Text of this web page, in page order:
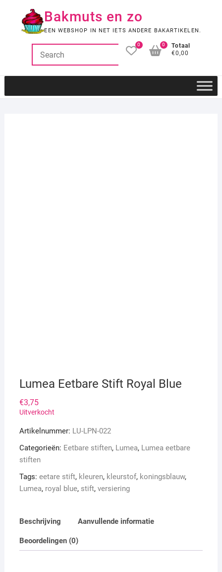
Bakmuts en zo
EEN WEBSHOP IN NET IETS ANDERE BAKARTIKELEN.
0
Totaal
€0,00
0
Lumea Eetbare Stift Royal Blue
€3,75
Uitverkocht
Artikelnummer: LU-LPN-022
Categorieën: Eetbare stiften, Lumea, Lumea eetbare
stiften
Tags: eetare stift, kleuren, kleurstof, koningsblauw,
Lumea, royal blue, stift, versiering
Beschrijving Aanvullende informatie
Beoordelingen (0)